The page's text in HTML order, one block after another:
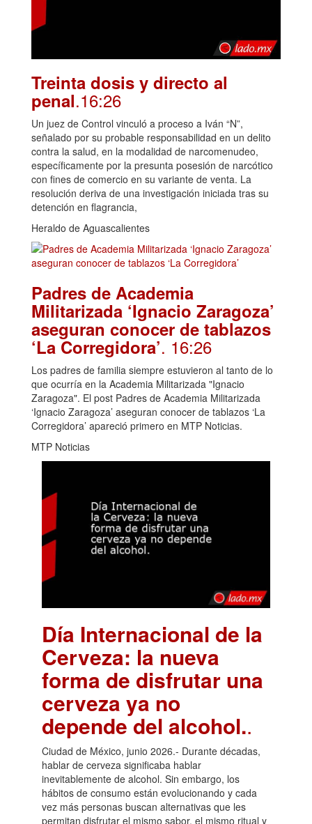
Treinta dosis y directo al
penal.16:26
Un juez de Control vinculó a proceso a Iván “N”,
señalado por su probable responsabilidad en un delito
contra la salud, en la modalidad de narcomenudeo,
específicamente por la presunta posesión de narcótico
con fines de comercio en su variante de venta. La
resolución deriva de una investigación iniciada tras su
detención en flagrancia,
Heraldo de Aguascalientes
Padres de Academia
Militarizada ‘Ignacio Zaragoza’
aseguran conocer de tablazos
‘La Corregidora’. 16:26
Los padres de familia siempre estuvieron al tanto de lo
que ocurría en la Academia Militarizada "Ignacio
Zaragoza". El post Padres de Academia Militarizada
‘Ignacio Zaragoza’ aseguran conocer de tablazos ‘La
Corregidora’ apareció primero en MTP Noticias.
MTP Noticias
Día Internacional de la
Cerveza: la nueva
forma de disfrutar una
cerveza ya no
depende del alcohol..
Ciudad de México, junio 2026.- Durante décadas,
hablar de cerveza significaba hablar
inevitablemente de alcohol. Sin embargo, los
hábitos de consumo están evolucionando y cada
vez más personas buscan alternativas que les
permitan disfrutar el mismo sabor, el mismo ritual y